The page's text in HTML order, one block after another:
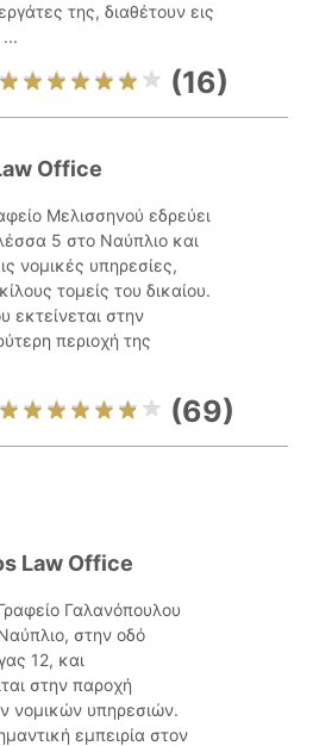
της, διαθέτουν εις
(16)
Office
Μελισσηνού εδρεύει
5 στο Ναύπλιο και
νομικές υπηρεσίες,
τομείς του δικαίου.
εκτείνεται στην
περιοχή της
(69)
Law Office
Γαλανόπουλου
στην οδό
12, και
στην παροχή
νομικών υπηρεσιών.
εμπειρία στον